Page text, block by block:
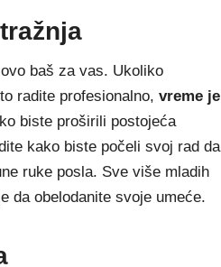
baš za vas. Ukoliko
radite profesionalno, vreme je
biste proširili postojeća
kako biste počeli svoj rad da
ruke posla. Sve više mladih
da obelodanite svoje umeće.